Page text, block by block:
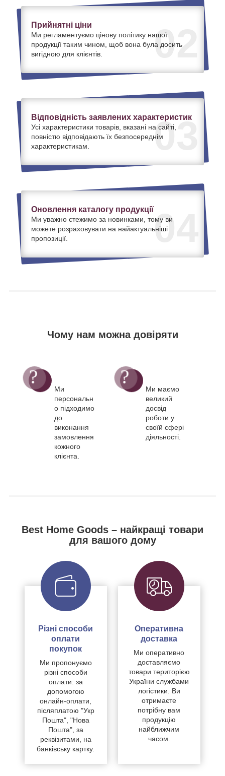
02
Прийнятні ціни
Ми регламентуємо цінову політику нашої
продукції таким чином, щоб вона була досить
вигідною для клієнтів.
03
Відповідність заявлених характеристик
Усі характеристики товарів, вказані на сайті,
повністю відповідають їх безпосереднім
характеристикам.
04
Оновлення каталогу продукції
Ми уважно стежимо за новинками, тому ви
можете розраховувати на найактуальніші
пропозиції.
Чому нам можна довіряти
Ми
персональн
о підходимо
до
виконання
замовлення
кожного
клієнта.
Ми маємо
великий
досвід
роботи у
своїй сфері
діяльності.
Best Home Goods – найкращі товари
для вашого дому
Різні способи
оплати
покупок
Ми пропонуємо
різні способи
оплати: за
допомогою
онлайн-оплати,
післяплатою "Укр
Пошта", "Нова
Пошта", за
реквізитами, на
банківську картку.
Оперативна
доставка
Ми оперативно
доставляємо
товари територією
України службами
логістики. Ви
отримаєте
потрібну вам
продукцію
найближчим
часом.